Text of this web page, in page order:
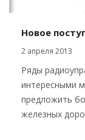
Новое
2 апреля 2013
Ряды
интересными
предложить
железных